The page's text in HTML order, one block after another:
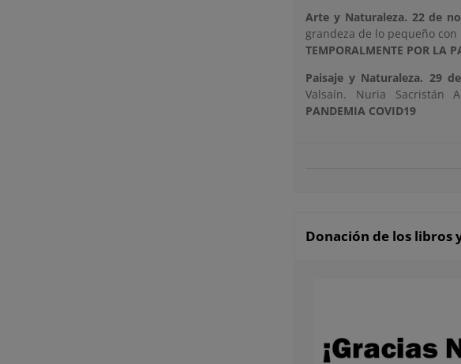
Arte y Naturaleza. 22 de
grandeza de lo pequeño
TEMPORALMENTE POR LA
Paisaje y Naturaleza. 29
Valsaín. Nuria Sacristán
PANDEMIA COVID19
Donación de los libros